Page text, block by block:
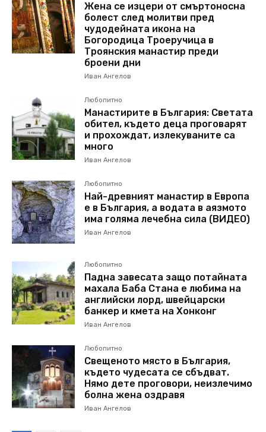
Жена се изцери от смъртоносна
болест след молитви пред
чудодейната икона на
Богородица Троеручица в
Троянския манастир преди
броени дни
Иван Ангелов
Любопитно
Манастирите в България: Светата
обител, където деца проговарят
и прохождат, излекуваните са
много
Иван Ангелов
Любопитно
Най-древният манастир в Европа
е в България, а водата в аязмото
има голяма лечебна сила (ВИДЕО)
Иван Ангелов
Любопитно
Падна завесата защо потайната
махала Баба Стана е любима на
английски лорд, швейцарски
банкер и кмета на Хонконг
Иван Ангелов
Любопитно
Свещеното място в България,
където чудесата се сбъдват.
Нямо дете проговори, неизлечимо
болна жена оздравя
Иван Ангелов